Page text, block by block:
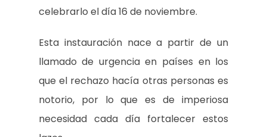
celebrarlo el día 16 de noviembre.
Esta instauración nace a partir de un
llamado de urgencia en países en los
que el rechazo hacía otras personas es
notorio, por lo que es de imperiosa
necesidad cada día fortalecer estos